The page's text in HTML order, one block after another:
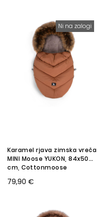
Ni na zalogi
Karamel rjava zimska vreča
MINI Moose YUKON, 84x50
cm, Cottonmoose
79,90 €